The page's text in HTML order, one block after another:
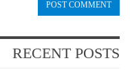
RECENT POSTS